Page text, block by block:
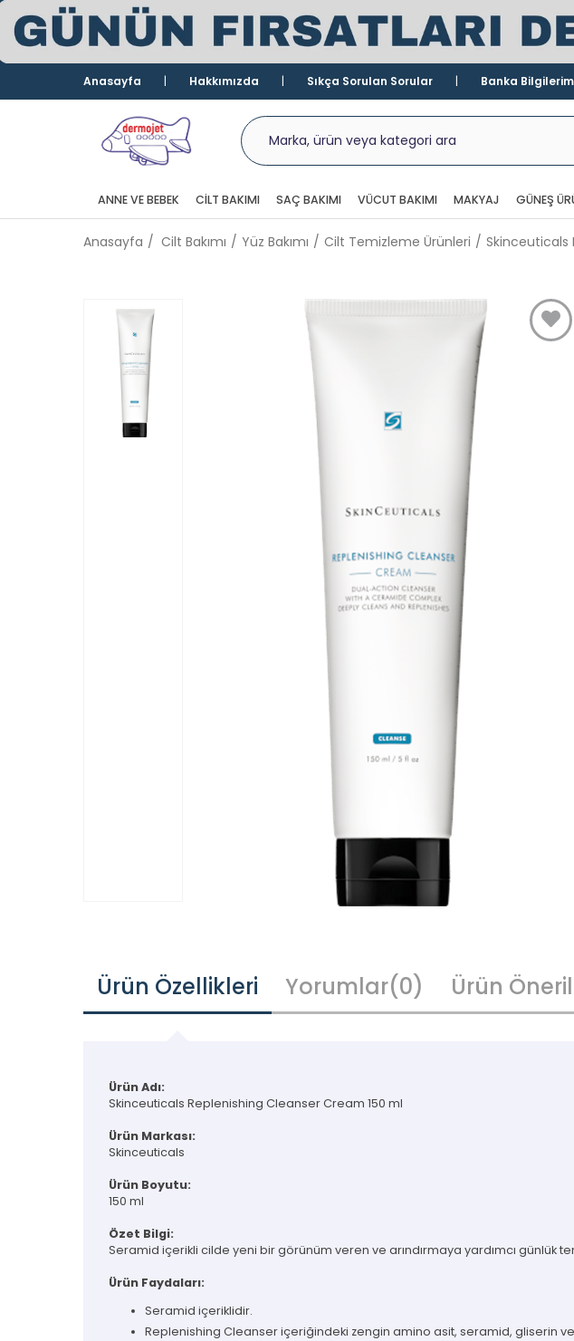
Anasayfa Hakkımızda Sıkça Sorulan Sorular Banka
ANNE VE BEBEK CILT BAKIMI SAÇ BAKIMI VÜCUT BAKIMI MAKYAJ GÜNEŞ
Anasayfa Cilt Bakımı Yüz Bakımı Cilt Temizleme Ürünleri Skinceuticals
Ürün Özellikleri Yorumlar(0) Ürün
Ürün Adı:
Skinceuticals Replenishing Cleanser Cream 150 ml
Ürün Markası:
Skinceuticals
Ürün Boyutu:
150 ml
Özet Bilgi:
Seramid içerikli cilde yeni bir görünüm veren ve arındırmaya yardımcı günlük
Ürün Faydaları:
Seramid içeriklidir.
Replenishing Cleanser içeriğindeki zengin amino asit, seramid, gliserin